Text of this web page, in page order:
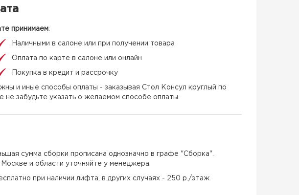
принимаем:
Наличными в салоне или при получении товара
Оплата по карте в салоне или онлайн
Покупка в кредит и рассрочку
и иные способы оплаты - заказывая Стол Консул круглый по
не забудьте указать о желаемом способе оплаты.
сумма сборки прописана однозначно в графе "Сборка".
и области уточняйте у менеджера.
при наличии лифта, в других случаях - 250 р./этаж